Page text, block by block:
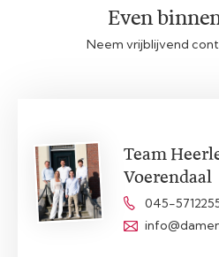
Even
Neem vrijblijvend
Team
Voerendaal
045-